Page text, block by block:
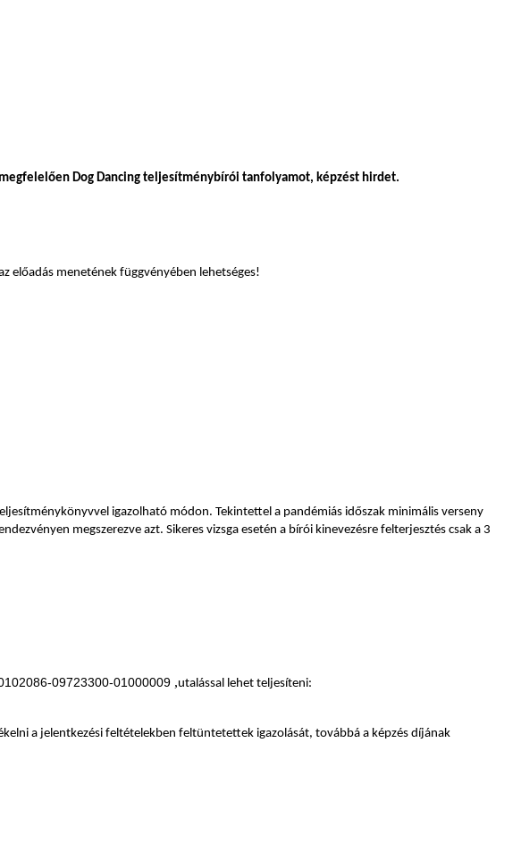
megfelelően Dog Dancing teljesítménybírói tanfolyamot, képzést hirdet.
előadás menetének függvényében lehetséges!
igazolható módon. Tekintettel a pandémiás időszak minimális verseny
megszerezve azt. Sikeres vizsga esetén a bírói kinevezésre felterjesztés csak a 3
09723300-01000009 ,utalással lehet teljesíteni:
a jelentkezési feltételekben feltüntetettek igazolását, továbbá a képzés díjának